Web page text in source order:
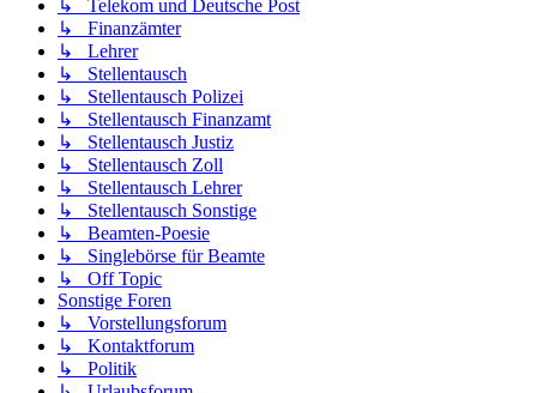
↳ Telekom und Deutsche Post
↳ Finanzämter
↳ Lehrer
↳ Stellentausch
↳ Stellentausch Polizei
↳ Stellentausch Finanzamt
↳ Stellentausch Justiz
↳ Stellentausch Zoll
↳ Stellentausch Lehrer
↳ Stellentausch Sonstige
↳ Beamten-Poesie
↳ Singlebörse für Beamte
↳ Off Topic
Sonstige Foren
↳ Vorstellungsforum
↳ Kontaktforum
↳ Politik